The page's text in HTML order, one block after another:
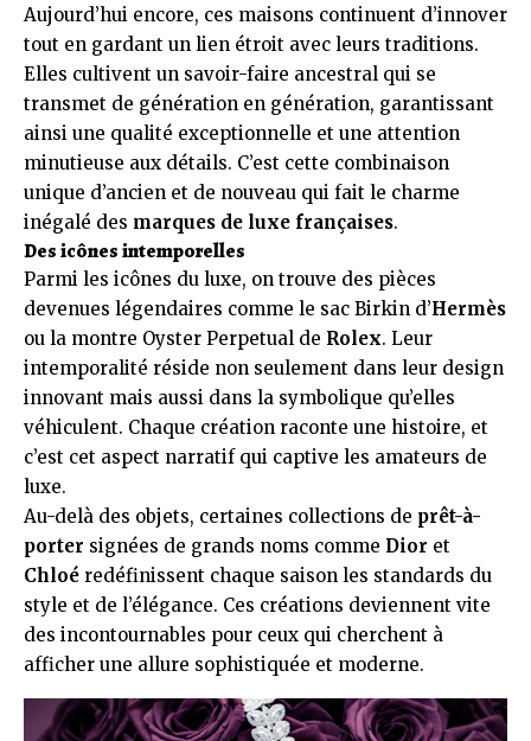
Aujourd’hui encore, ces maisons continuent d’innover
tout en gardant un lien étroit avec leurs traditions.
Elles cultivent un savoir-faire ancestral qui se
transmet de génération en génération, garantissant
ainsi une qualité exceptionnelle et une attention
minutieuse aux détails. C’est cette combinaison
unique d’ancien et de nouveau qui fait le charme
inégalé des marques de luxe françaises.
Des icônes intemporelles
Parmi les icônes du luxe, on trouve des pièces
devenues légendaires comme le sac Birkin d’Hermès
ou la montre Oyster Perpetual de Rolex. Leur
intemporalité réside non seulement dans leur design
innovant mais aussi dans la symbolique qu’elles
véhiculent. Chaque création raconte une histoire, et
c’est cet aspect narratif qui captive les amateurs de
luxe.
Au-delà des objets, certaines collections de prêt-à-
porter signées de grands noms comme Dior et
Chloé redéfinissent chaque saison les standards du
style et de l’élégance. Ces créations deviennent vite
des incontournables pour ceux qui cherchent à
afficher une allure sophistiquée et moderne.